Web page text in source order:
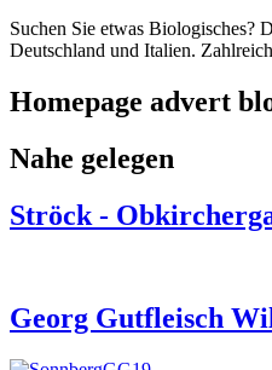
Suchen Sie etwas Biologisches?
Deutschland und Italien.
Homepage advert
Nahe gelegen
Ströck -
Georg Gutfleisch